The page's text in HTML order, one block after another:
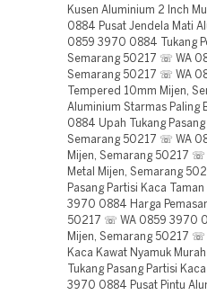
Kusen Aluminium 2 Inch
0884 Pusat Jendela Mati
0859 3970 0884 Tukang
Semarang 50217 ☏ WA
Semarang 50217 ☏ WA
Tempered 10mm Mijen,
Aluminium Starmas
0884 Upah Tukang
Semarang 50217 ☏ WA
Mijen, Semarang 50217 ☏
Metal Mijen, Semarang
Pasang Partisi Kaca
3970 0884 Harga
50217 ☏ WA 0859 3970
Mijen, Semarang 50217 ☏
Kaca Kawat Nyamuk
Tukang Pasang Partisi
3970 0884 Pusat Pintu